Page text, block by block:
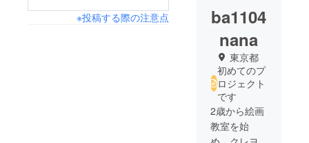
※投稿する際の注意点
ba1104
nana
東京都
初めてのプ
ロジェクト
です
2歳から絵画
教室を始